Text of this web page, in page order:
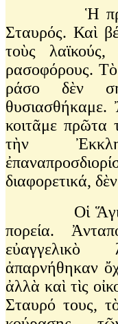
Ἡ
Σταυρός. Καὶ
τοὺς
ρασοφόρους.
ράσο δὲν
κοιτᾶμε πρῶτα
τὴν
διαφορετικά,
Οἱ Ἅγιοι
πορεία.
ἀπαρνήθηκαν
ἀλλὰ καὶ τὶς
Σταυρό τους,